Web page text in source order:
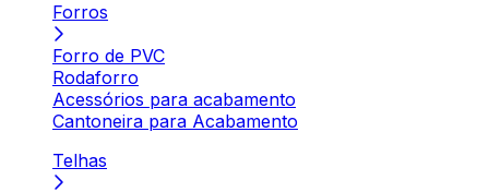
Forros
Forro de PVC
Rodaforro
Acessórios para acabamento
Cantoneira para Acabamento
Telhas